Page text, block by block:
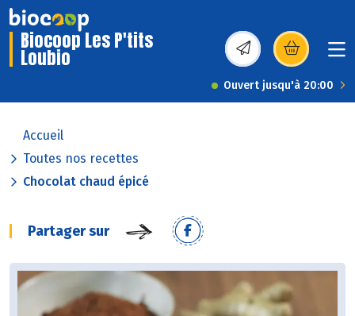
Biocoop Les P'tits
Loubio (s’ouvre dans une
Ouvert jusqu'à 20:00
Accueil
Toutes nos recettes
Chocolat chaud épicé
Partager sur